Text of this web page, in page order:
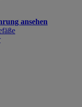
ansehen